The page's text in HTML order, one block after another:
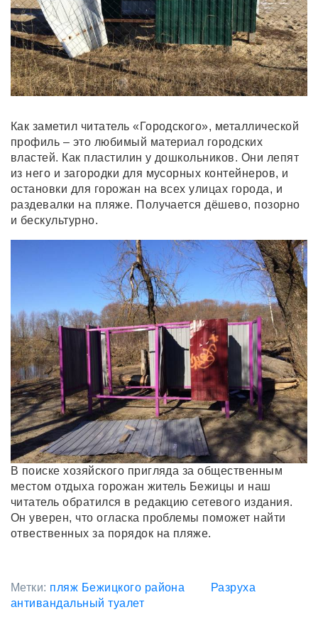
Как заметил читатель «Городского», металлической
профиль – это любимый материал городских
властей. Как пластилин у дошкольников. Они лепят
из него и загородки для мусорных контейнеров, и
остановки для горожан на всех улицах города, и
раздевалки на пляже. Получается дёшево, позорно
и бескультурно.
В поиске хозяйского пригляда за общественным
местом отдыха горожан житель Бежицы и наш
читатель обратился в редакцию сетевого издания.
Он уверен, что огласка проблемы поможет найти
отвественных за порядок на пляже.
Метки: пляж Бежицкого района
Разруха
антивандальный туалет